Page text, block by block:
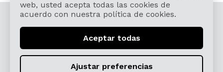
© 2026 Cardamomo Flamenco Madrid - Todos los
derechos reservados.
Aviso Legal y Política de Privacidad
Términos, Condiciones, Protección de Datos,
Política de Devoluciones y Reintegros
web, usted acepta todas las cookies de
acuerdo con nuestra política de cookies.
Aceptar todas
Ajustar preferencias